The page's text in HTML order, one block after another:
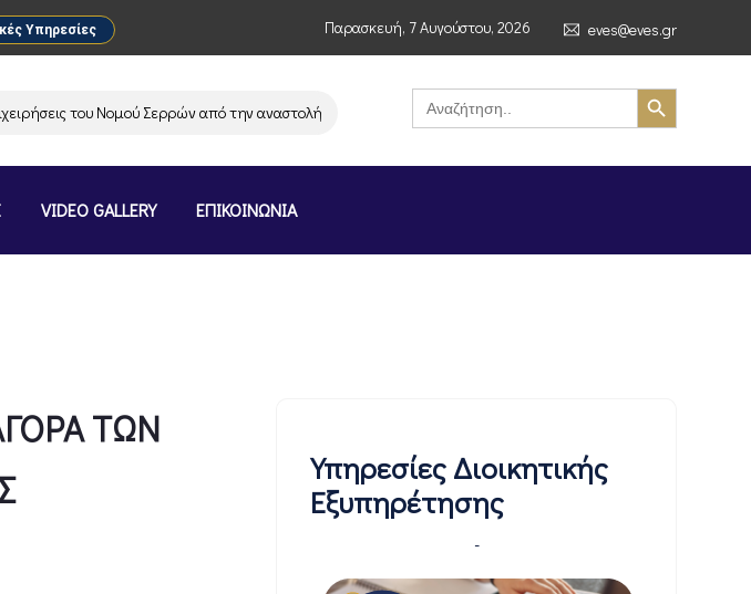
Υπηρεσίες Παρασκευή, 7 Αυγούστου, 2026 eves@eves.gr
του Νομού Σερρών από την αναστολή λειτουργίας της αλυσίδας σούπερ μάρκετ MERE στην Ελλάδα –
Search
for:
Search Button
VIDEO GALLERY ΕΠΙΚΟΙΝΩΝΙΑ
ΤΩΝ
Υπηρεσίες Διοικητικής
Εξυπηρέτησης
-